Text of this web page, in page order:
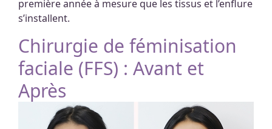
première année à mesure que les tissus et l’enflure
s’installent.
Chirurgie de féminisation
faciale (FFS) : Avant et
Après